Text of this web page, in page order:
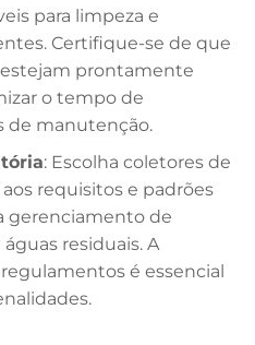
para limpeza e
Certifique-se de que
estejam prontamente
o tempo de
de manutenção.
: Escolha coletores de
requisitos e padrões
gerenciamento de
residuais. A
é essencial